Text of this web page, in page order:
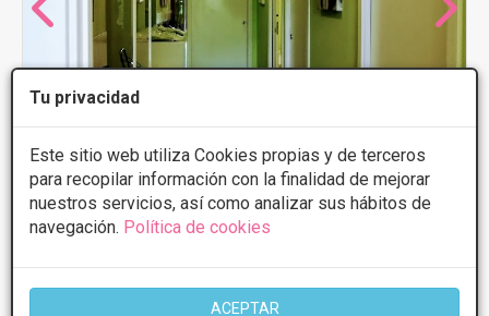
Tu privacidad
Este sitio web utiliza Cookies propias y de terceros
para recopilar información con la finalidad de mejorar
nuestros servicios, así como analizar sus hábitos de
navegación. Política de cookies
ACEPTAR
Centro Médico Sanugal
5 4 Opiniones